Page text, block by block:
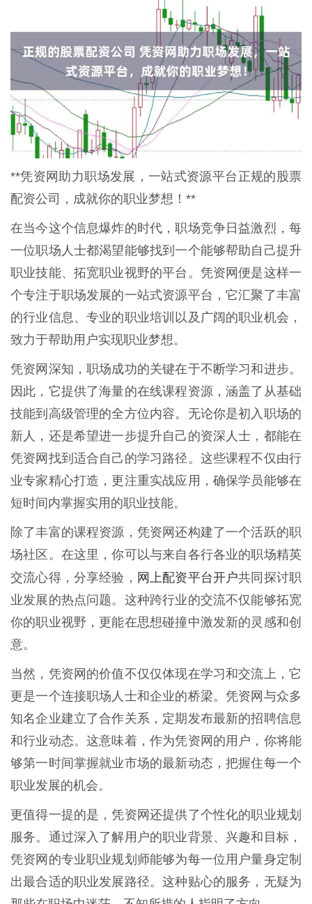
**凭资网助力职场发展，一站式资源平台正规的股票
配资公司，成就你的职业梦想！**
在当今这个信息爆炸的时代，职场竞争日益激烈，每
一位职场人士都渴望能够找到一个能够帮助自己提升
职业技能、拓宽职业视野的平台。凭资网便是这样一
个专注于职场发展的一站式资源平台，它汇聚了丰富
的行业信息、专业的职业培训以及广阔的职业机会，
致力于帮助用户实现职业梦想。
凭资网深知，职场成功的关键在于不断学习和进步。
因此，它提供了海量的在线课程资源，涵盖了从基础
技能到高级管理的全方位内容。无论你是初入职场的
新人，还是希望进一步提升自己的资深人士，都能在
凭资网找到适合自己的学习路径。这些课程不仅由行
业专家精心打造，更注重实战应用，确保学员能够在
短时间内掌握实用的职业技能。
除了丰富的课程资源，凭资网还构建了一个活跃的职
场社区。在这里，你可以与来自各行各业的职场精英
交流心得，分享经验， 网上配资平台开户共同探讨职
业发展的热点问题。这种跨行业的交流不仅能够拓宽
你的职业视野，更能在思想碰撞中激发新的灵感和创
意。
当然，凭资网的价值不仅仅体现在学习和交流上，它
更是一个连接职场人士和企业的桥梁。凭资网与众多
知名企业建立了合作关系，定期发布最新的招聘信息
和行业动态。这意味着，作为凭资网的用户，你将能
够第一时间掌握就业市场的最新动态，把握住每一个
职业发展的机会。
更值得一提的是，凭资网还提供了个性化的职业规划
服务。通过深入了解用户的职业背景、兴趣和目标，
凭资网的专业职业规划师能够为每一位用户量身定制
出最合适的职业发展路径。这种贴心的服务，无疑为